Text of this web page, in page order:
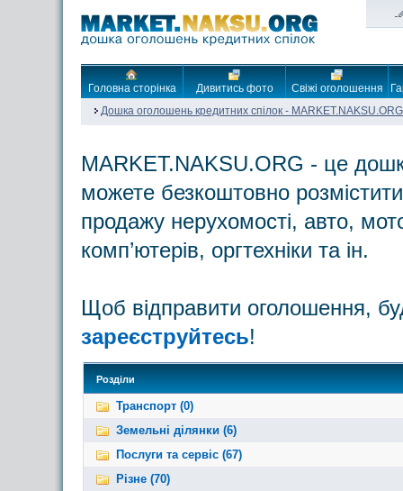
Головна сторінка Дивитись фото Свіжі оголошення
Дошка оголошень кредитних спілок - MARKET.NAKSU.ORG
MARKET.NAKSU.ORG - це
можете безкоштовно
продажу нерухомості, авто,
комп’ютерів, оргтехніки та ін.
Щоб відправити оголошення,
зареєструйтесь!
Розділи
Транспорт (0)
Земельні ділянки (6)
Послуги та сервіс (67)
Різне (70)